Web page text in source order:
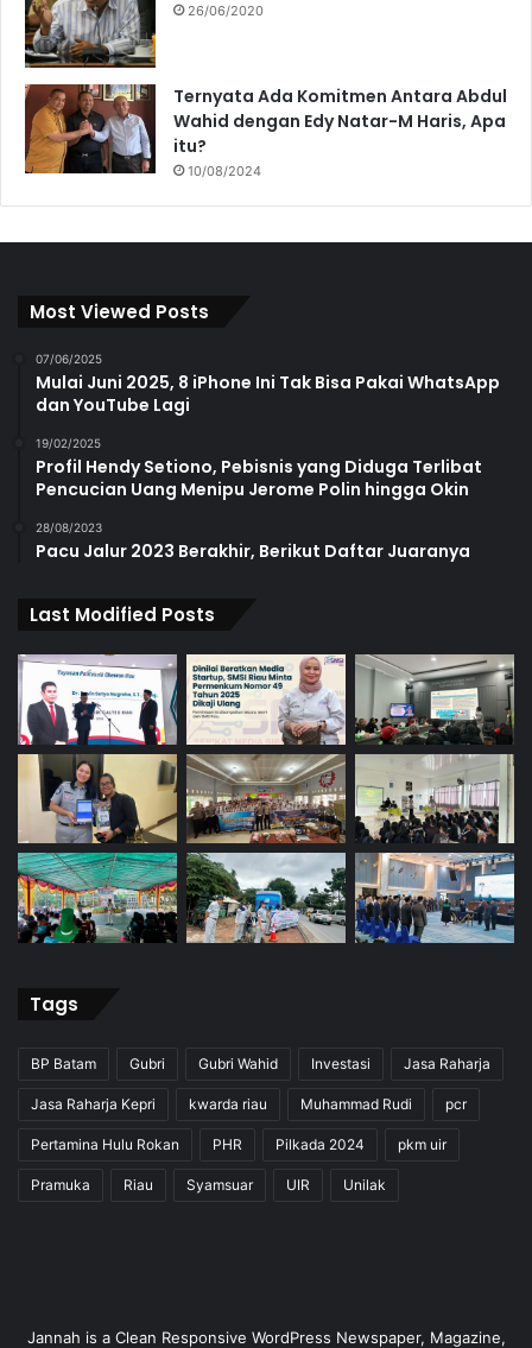
26/06/2020
Ternyata Ada Komitmen Antara Abdul
Wahid dengan Edy Natar-M Haris, Apa
itu?
10/08/2024
Most Viewed Posts
07/06/2025
Mulai Juni 2025, 8 iPhone Ini Tak Bisa Pakai WhatsApp
dan YouTube Lagi
19/02/2025
Profil Hendy Setiono, Pebisnis yang Diduga Terlibat
Pencucian Uang Menipu Jerome Polin hingga Okin
28/08/2023
Pacu Jalur 2023 Berakhir, Berikut Daftar Juaranya
Last Modified Posts
Tags
BP Batam Gubri Gubri Wahid Investasi Jasa Raharja
Jasa Raharja Kepri kwarda riau Muhammad Rudi pcr
Pertamina Hulu Rokan PHR Pilkada 2024 pkm uir
Pramuka Riau Syamsuar UIR Unilak
Jannah is a Clean Responsive WordPress Newspaper, Magazine,